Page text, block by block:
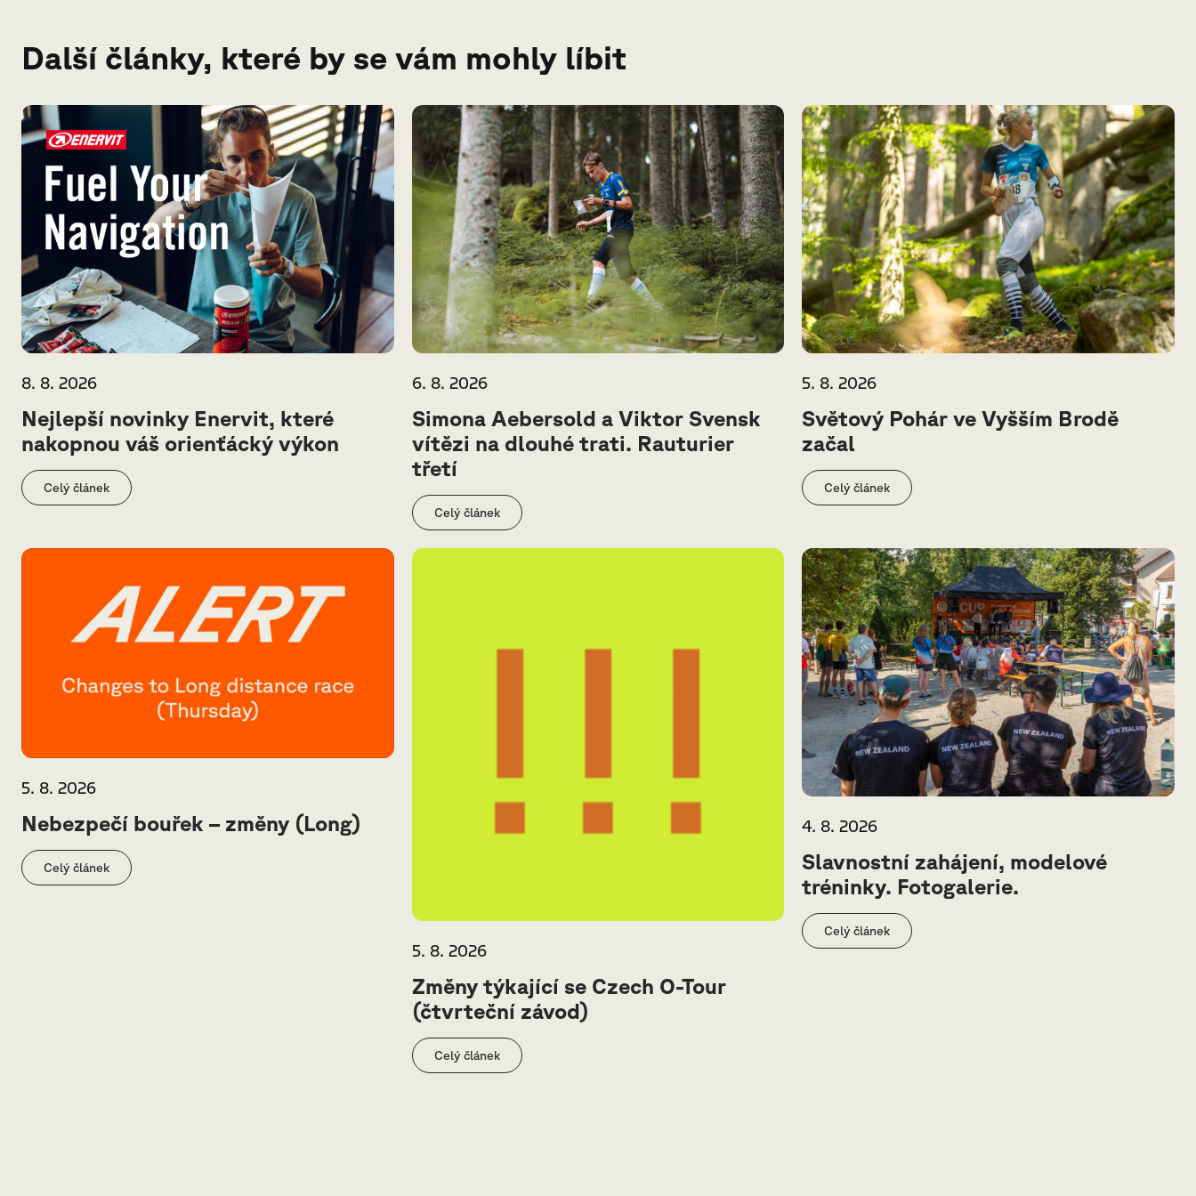
Další články, které by se vám mohly líbit
8. 8. 2026
Nejlepší novinky Enervit, které
nakopnou váš orienťácký výkon
Celý článek
6. 8. 2026
Simona Aebersold a Viktor Svensk
vítězi na dlouhé trati. Rauturier
třetí
Celý článek
5. 8. 2026
Světový Pohár ve Vyšším Brodě
začal
Celý článek
5. 8. 2026
Nebezpečí bouřek – změny (Long)
Celý článek
5. 8. 2026
Změny týkající se Czech O-Tour
(čtvrteční závod)
Celý článek
4. 8. 2026
Slavnostní zahájení, modelové
tréninky. Fotogalerie.
Celý článek